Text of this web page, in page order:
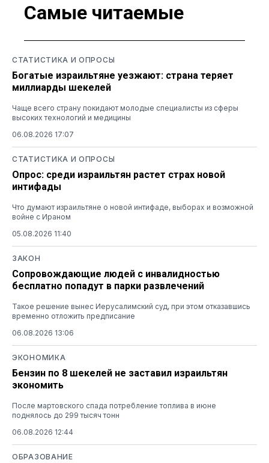
Самые читаемые
СТАТИСТИКА И ОПРОСЫ
Богатые израильтяне уезжают: страна теряет
миллиарды шекелей
Чаще всего страну покидают молодые специалисты из сферы
высоких технологий и медицины
06.08.2026 17:07
СТАТИСТИКА И ОПРОСЫ
Опрос: среди израильтян растет страх новой
интифады
Что думают израильтяне о новой интифаде, выборах и возможной
войне с Ираном
05.08.2026 11:40
ЗАКОН
Сопровождающие людей с инвалидностью
бесплатно попадут в парки развлечений
Такое решение вынес Иерусалимский суд, при этом отказавшись
временно отложить предписание
06.08.2026 13:06
ЭКОНОМИКА
Бензин по 8 шекелей не заставил израильтян
экономить
После мартовского спада потребление топлива в июне
поднялось до 299 тысяч тонн
06.08.2026 12:44
ОБРАЗОВАНИЕ